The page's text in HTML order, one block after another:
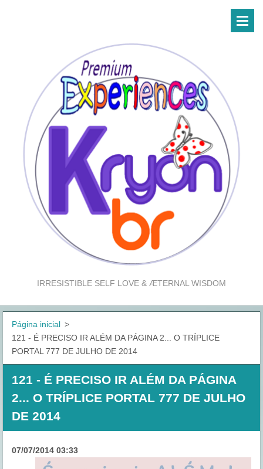
IRRESISTIBLE SELF LOVE & ÆTERNAL WISDOM
Página inicial >
121 - É PRECISO IR ALÉM DA PÁGINA 2... O TRÍPLICE
PORTAL 777 DE JULHO DE 2014
121 - É PRECISO IR ALÉM DA PÁGINA
2... O TRÍPLICE PORTAL 777 DE JULHO
DE 2014
07/07/2014 03:33